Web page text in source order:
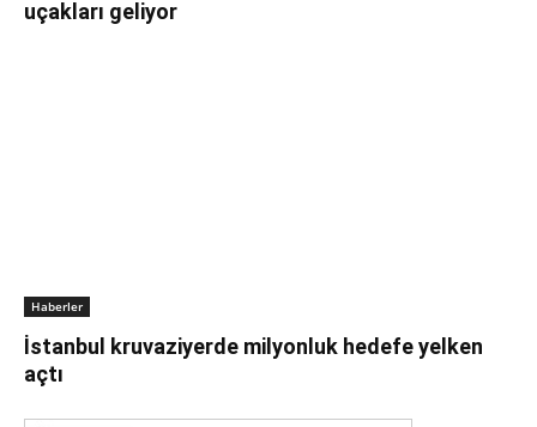
uçakları geliyor
Haberler
İstanbul kruvaziyerde milyonluk hedefe yelken
açtı